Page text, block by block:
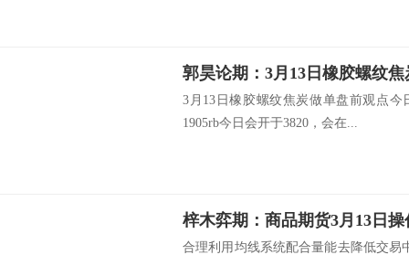
郭昊论期：3月13日橡胶螺纹
3月13日橡胶螺纹焦炭做单盘前观点
1905rb今日会开于3820，会在...
梓木弈期：商品期货3月13日
合理利用均线系统配合量能去降低交易